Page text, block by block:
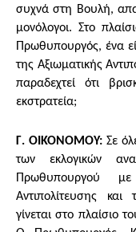
συχνά στη Βουλή,
μονόλογοι. Στο
Πρωθυπουργός, ένα
της Αξιωματικής
παραδεχτεί ότι
εκστρατεία;
Γ. ΟΙΚΟΝΟΜΟΥ: Σε
των εκλογικών
Πρωθυπουργού
Αντιπολίτευσης και
γίνεται στο πλαίσιο